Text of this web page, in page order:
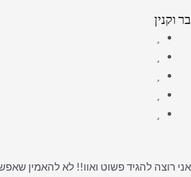
בר וקנין